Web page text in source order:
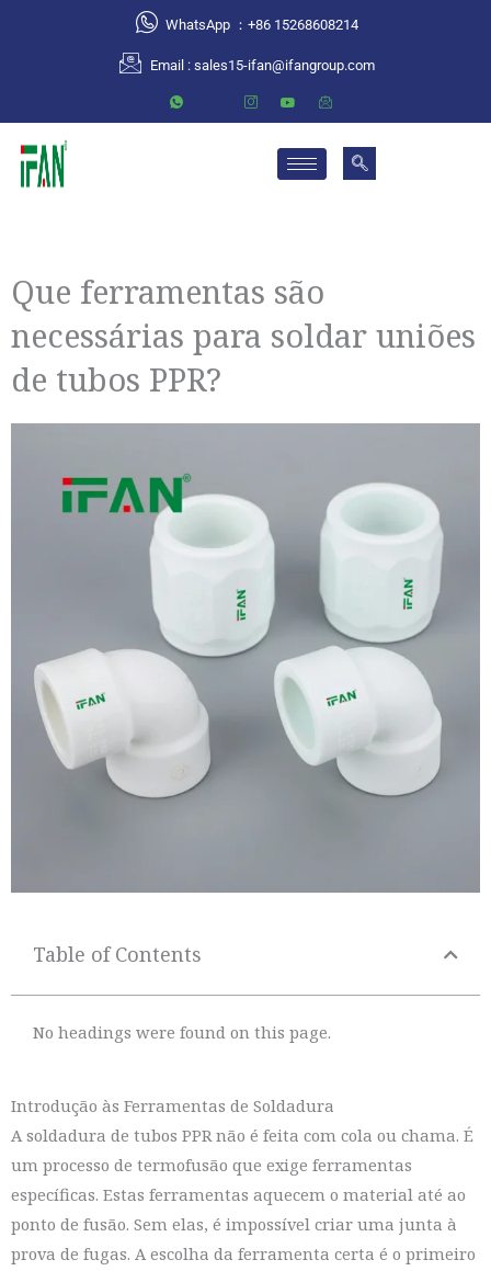
WhatsApp ：+86 15268608214
Email : sales15-ifan@ifangroup.com
Que ferramentas são
necessárias para soldar uniões
de tubos PPR?
Table of Contents
No headings were found on this page.
Introdução às Ferramentas de Soldadura
A soldadura de tubos PPR não é feita com cola ou chama. É
um processo de termofusão que exige ferramentas
específicas. Estas ferramentas aquecem o material até ao
ponto de fusão. Sem elas, é impossível criar uma junta à
prova de fugas. A escolha da ferramenta certa é o primeiro